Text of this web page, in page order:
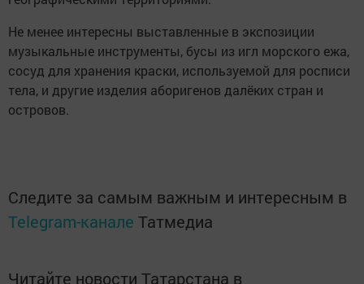
Не менее интересны выставленные в экспозиции
музыкальные инструменты, бусы из игл морского ежа,
сосуд для хранения краски, используемой для росписи
тела, и другие изделия аборигенов далёких стран и
островов.
Следите за самым важным и интересным в
Telegram-канале Татмедиа
Читайте новости Татарстана в